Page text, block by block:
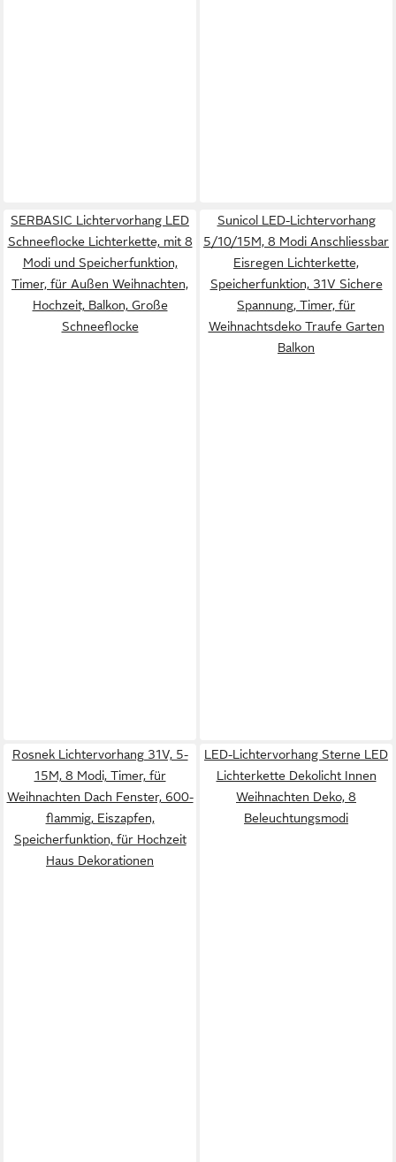
SERBASIC Lichtervorhang LED
Schneeflocke Lichterkette, mit 8
Modi und Speicherfunktion,
Timer, für Außen Weihnachten,
Hochzeit, Balkon, Große
Schneeflocke
Sunicol LED-Lichtervorhang
5/10/15M, 8 Modi Anschliessbar
Eisregen Lichterkette,
Speicherfunktion, 31V Sichere
Spannung, Timer, für
Weihnachtsdeko Traufe Garten
Balkon
Rosnek Lichtervorhang 31V, 5-
15M, 8 Modi, Timer, für
Weihnachten Dach Fenster, 600-
flammig, Eiszapfen,
Speicherfunktion, für Hochzeit
Haus Dekorationen
LED-Lichtervorhang Sterne LED
Lichterkette Dekolicht Innen
Weihnachten Deko, 8
Beleuchtungsmodi